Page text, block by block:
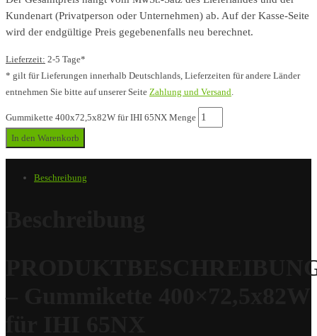
Kundenart (Privatperson oder Unternehmen) ab. Auf der Kasse-Seite
wird der endgültige Preis gegebenenfalls neu berechnet.
Lieferzeit: 2-5 Tage*
* gilt für Lieferungen innerhalb Deutschlands, Lieferzeiten für andere Länder
entnehmen Sie bitte auf unserer Seite Zahlung und Versand
Gummikette 400x72,5x82W für IHI 65NX Menge
In den Warenkorb
Beschreibung